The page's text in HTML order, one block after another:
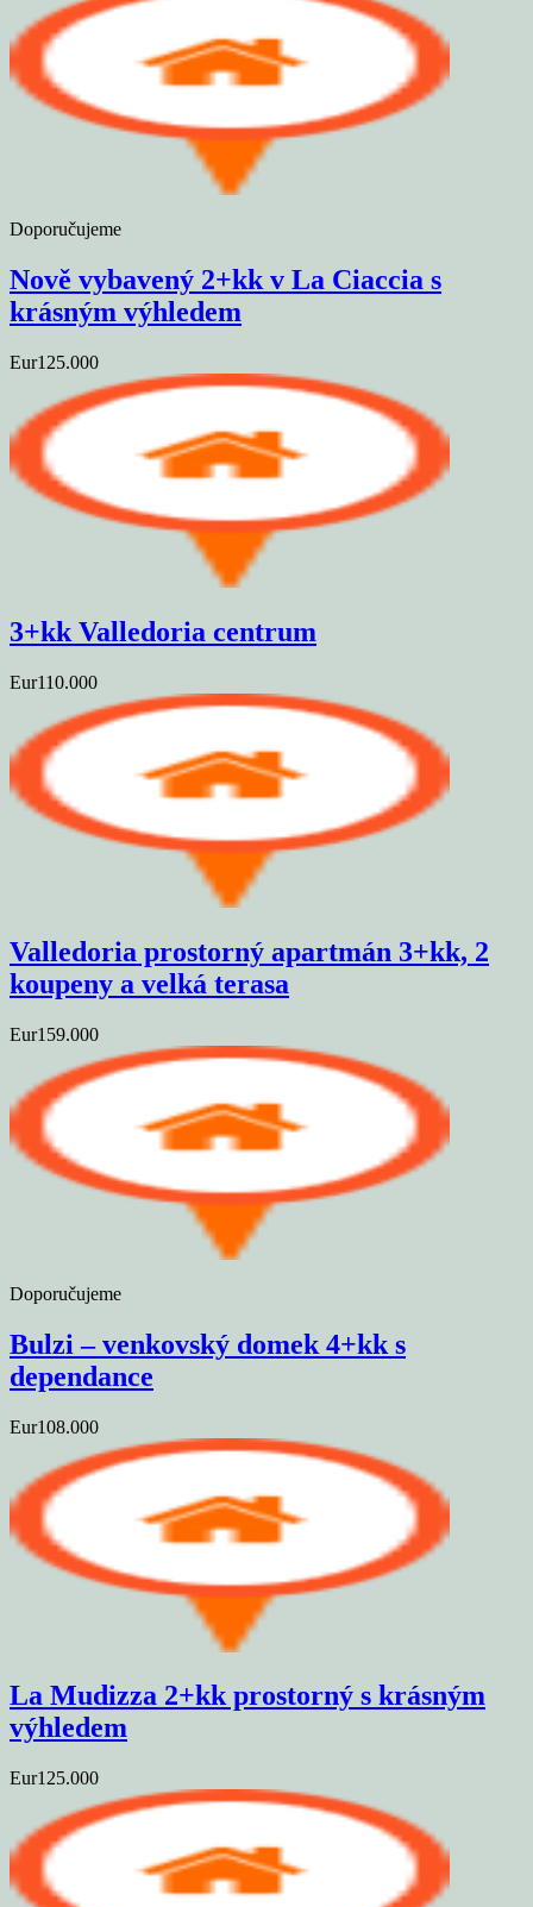
Doporučujeme
Nově vybavený 2+kk v La Ciaccia s
krásným výhledem
Eur125.000
3+kk Valledoria centrum
Eur110.000
Valledoria prostorný apartmán 3+kk, 2
koupeny a velká terasa
Eur159.000
Doporučujeme
Bulzi – venkovský domek 4+kk s
dependance
Eur108.000
La Mudizza 2+kk prostorný s krásným
výhledem
Eur125.000